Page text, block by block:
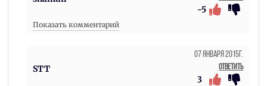
-5
Показать комментарий
STT
07 Января 2015г.
Ответить
3